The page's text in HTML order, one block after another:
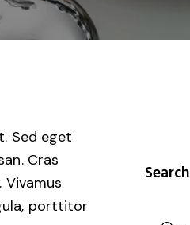
Sed eget
Cras
porttitor
Search